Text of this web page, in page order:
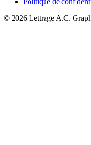
Politique de
© 2026 Lettrage A.C.